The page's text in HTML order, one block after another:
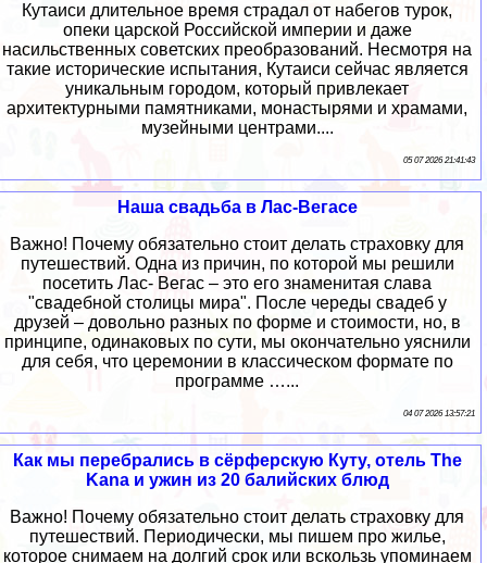
Кутаиси длительное время страдал от набегов турок,
опеки царской Российской империи и даже
насильственных советских преобразований. Несмотря на
такие исторические испытания, Кутаиси сейчас является
уникальным городом, который привлекает
архитектурными памятниками, монастырями и храмами,
музейными центрами....
05 07 2026 21:41:43
Наша свадьба в Лас-Вегасе
Важно! Почему обязательно стоит делать страховку для
путешествий. Одна из причин, по которой мы решили
посетить Лас- Вегас – это его знаменитая слава
"свадебной столицы мира". После череды свадеб у
друзей – довольно разных по форме и стоимости, но, в
принципе, одинаковых по сути, мы окончательно уяснили
для себя, что церемонии в классическом формате по
программе …...
04 07 2026 13:57:21
Как мы перебрались в сёрферскую Куту, отель The
Kana и ужин из 20 балийских блюд
Важно! Почему обязательно стоит делать страховку для
путешествий. Периодически, мы пишем про жилье,
которое снимаем на долгий срок или вскользь упоминаем